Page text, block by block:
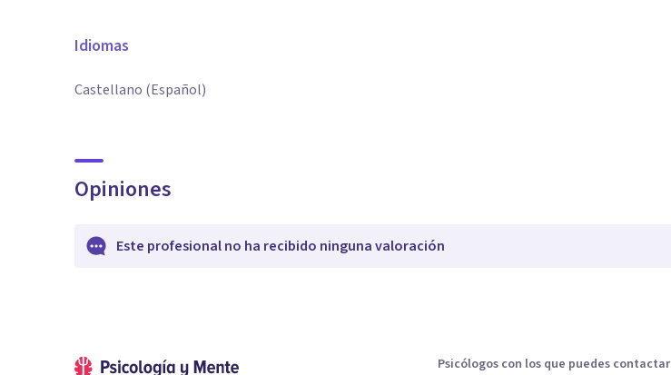
Idiomas
Castellano (Español)
Opiniones
Este profesional no ha recibido ninguna valoración
Psicólogos con los que puedes contactar